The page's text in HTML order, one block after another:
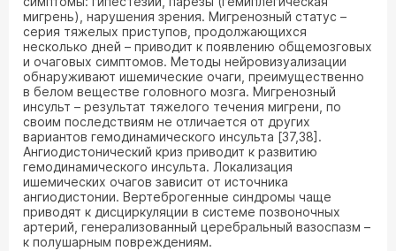
мигрень), нарушения зрения. Мигренозный статус –
серия тяжелых приступов, продолжающихся
несколько дней – приводит к появлению общемозговых
и очаговых симптомов. Методы нейровизуализации
обнаруживают ишемические очаги, преимущественно
в белом веществе головного мозга. Мигренозный
инсульт – результат тяжелого течения мигрени, по
своим последствиям не отличается от других
вариантов гемодинамического инсульта [37,38].
Ангиодистонический криз приводит к развитию
гемодинамического инсульта. Локализация
ишемических очагов зависит от источника
ангиодистонии. Вертеброгенные синдромы чаще
приводят к дисциркуляции в системе позвоночных
артерий, генерализованный церебральный вазоспазм –
к полушарным повреждениям.